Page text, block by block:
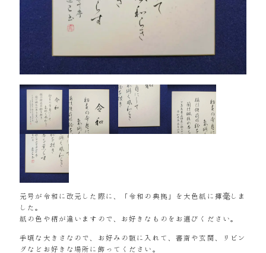
元号が令和に改元した際に、「令和の典拠」を大色紙に揮毫しま
した。
紙の色や柄が違いますので、お好きなものをお選びください。
手頃な大きさなので、お好みの額に入れて、書斎や玄関、リビン
グなどお好きな場所に飾ってください。